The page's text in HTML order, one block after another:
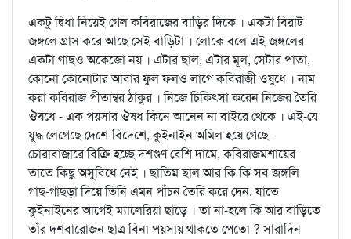
একটু দ্বিধা নিয়েই গেল কবিরাজের বাড়ির দিকে । একটা বিরাট
জঙ্গলে গ্রাস করে আছে সেই বাড়িটা । লোকে বলে এই জঙ্গলের
একটা গাছও অকেজো নয় । এটার ছাল, এটার মূল, সেটার পাতা,
কোনো কোনোটার আবার ফুল ফলও লাগে কবিরাজী ওষুধে । নাম
করা কবিরাজ পীতাম্বর ঠাকুর । নিজে চিকিত্সা করেন নিজের তৈরি
ঔষধে - এক পয়সার ঔষধ কিনে আনেন না বাইরে থেকে । এই-যে
যুদ্ধ লেগেছে দেশে-বিদেশে, কুইনাইন অমিল হয়ে গেছে -
চোরাবাজারে বিক্রি হচ্ছে দশগুণ বেশি দামে, কবিরাজমশায়ের
তাতে কিছু অসুবিধে নেই । ছাতিম ছাল আর কি কি সব জঙ্গলি
গাছ-গাছড়া দিয়ে তিনি এমন পাঁচন তৈরি করে দেন, যাতে
কুইনাইনের আগেই ম্যালেরিয়া ছাড়ে । তা না-হলে কি আর বাড়িতে
তাঁর দশবারোজন ছাত্র বিনা পয়সায় থাকতে পেতো ? সারাদিন